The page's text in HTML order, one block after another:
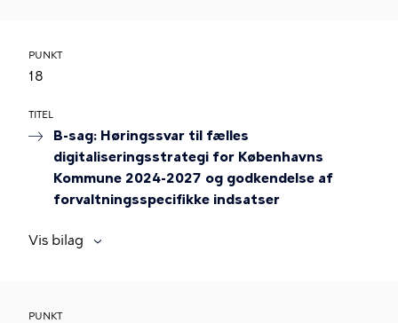
PUNKT
18
TITEL
B-sag: Høringssvar til fælles
digitaliseringsstrategi for Københavns
Kommune 2024-2027 og godkendelse af
forvaltningsspecifikke indsatser
Vis bilag
PUNKT